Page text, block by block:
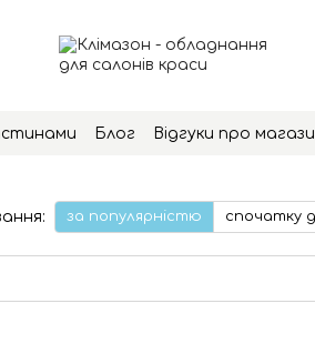
Блог Відгуки про
за популярністю спочатку